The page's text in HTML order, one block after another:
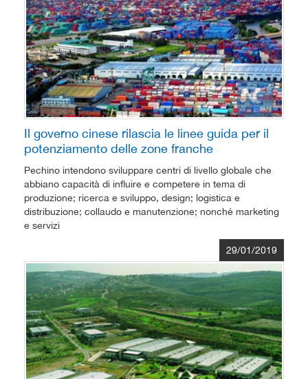
Il governo cinese rilascia le linee guida per il
potenziamento delle zone franche
Pechino intendono sviluppare centri di livello globale che
abbiano capacità di influire e competere in tema di
produzione; ricerca e sviluppo, design; logistica e
distribuzione; collaudo e manutenzione; nonché marketing
e servizi
29/01/2019